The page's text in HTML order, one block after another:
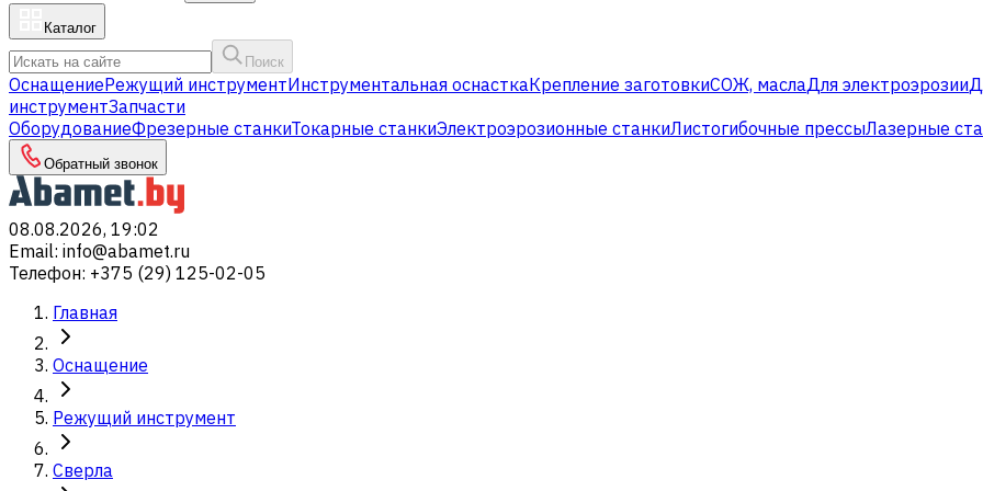
Каталог
Поиск
ОснащениеРежущий инструментИнструментальная оснасткаКрепление заготовкиСОЖ, маслаДля электроэрозии
инструментЗапчасти
ОборудованиеФрезерные станкиТокарные станкиЭлектроэрозионные станкиЛистогибочные прессыЛазерные
Обратный звонок
08.08.2026, 19:02
Email: info@abamet.ru
Телефон: +375 (29) 125-02-05
Главная
Оснащение
Режущий инструмент
Сверла